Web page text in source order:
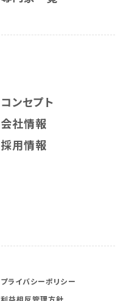
コンセプト
会社情報
採用情報
プライバシーポリシー
利益相反管理方針